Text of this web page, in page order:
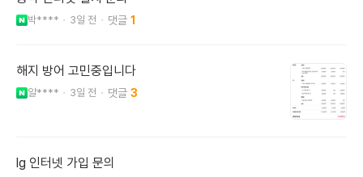
박**** 3일 전 1
해지 방어 고민중입니다
알**** 3일 전 3
lg 인터넷 가입 문의